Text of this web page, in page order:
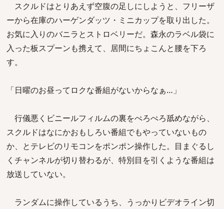
スクルドはとりあえず空腹の足しにしようと、フリーザ
ーから在庫のハーゲンダッツ・ミニカップを取り出した。
お気に入りのバニラとストロベリーだ。森永のラベル袋に
入った板スプーンも携えて、居間にちょこんと腰を下ろ
す。
「日曜のお昼ってロクな番組がないからなぁ…」
行儀悪くビニールフィルムの裏をぺろぺろ舐めながら、
スクルドはなにかおもしろい番組でもやっていないもの
か、とテレビのリモコンをポンポン操作した。目まぐるし
くチャンネルが切り替わるが、特別目を引くような番組は
放送していない。
ランダムに操作しているうち、うっかりビデオライン切